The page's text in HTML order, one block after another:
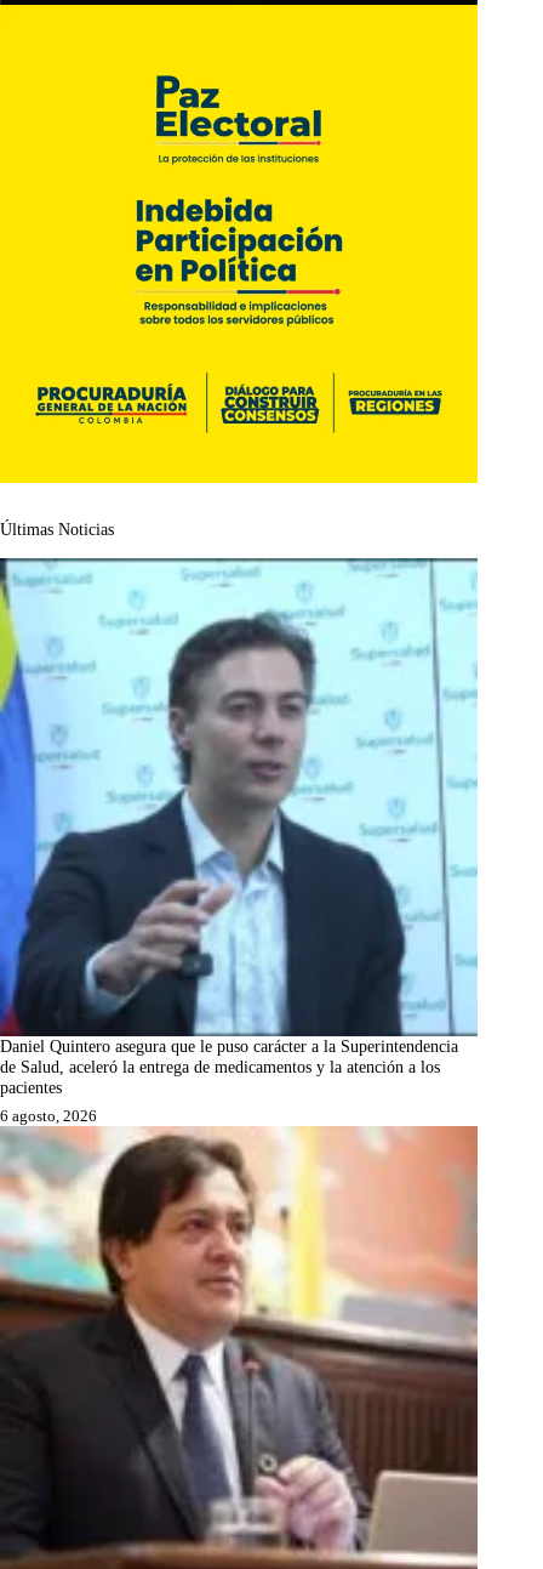
Últimas Noticias
Daniel Quintero asegura que le puso carácter a la Superintendencia
de Salud, aceleró la entrega de medicamentos y la atención a los
pacientes
6 agosto, 2026